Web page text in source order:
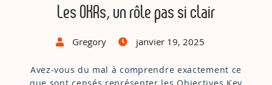
Les OKRs, un rôle pas si clair
Gregory janvier 19, 2025
Avez-vous du mal à comprendre exactement ce